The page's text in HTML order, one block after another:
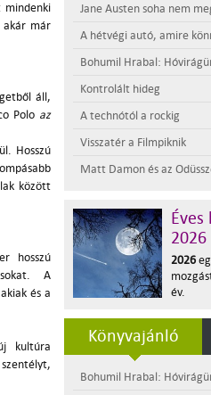
mindenki
akár már
áll,
Polo az
Hosszú
között
hosszú
A
és a
kultúra
Jane Austen soha nem
A hétvégi autó, amire
Bohumil Hrabal:
Kontrolált hideg
A technótól a rockig
Visszatér a Filmpiknik
Matt Damon és az
2026
2026
év.
Könyvajánló
Bohumil Hrabal: